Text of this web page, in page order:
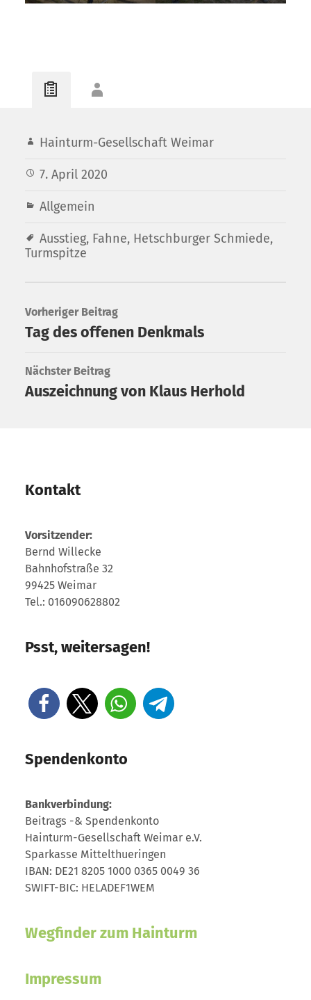
Hainturm-Gesellschaft Weimar
7. April 2020
Allgemein
Ausstieg, Fahne, Hetschburger Schmiede,
Turmspitze
Vorheriger Beitrag
Tag des offenen Denkmals
Nächster Beitrag
Auszeichnung von Klaus Herhold
Kontakt
Vorsitzender:
Bernd Willecke
Bahnhofstraße 32
99425 Weimar
Tel.: 016090628802
Psst, weitersagen!
Spendenkonto
Bankverbindung:
Beitrags -& Spendenkonto
Hainturm-Gesellschaft Weimar e.V.
Sparkasse Mittelthueringen
IBAN: DE21 8205 1000 0365 0049 36
SWIFT-BIC: HELADEF1WEM
Wegfinder zum Hainturm
Impressum